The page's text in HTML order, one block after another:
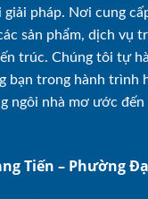
giải pháp. Nơi cung
sản phẩm, dịch vụ
trúc. Chúng tôi tự
bạn trong hành trình
ngôi nhà mơ ước đến
Tiến – Phường